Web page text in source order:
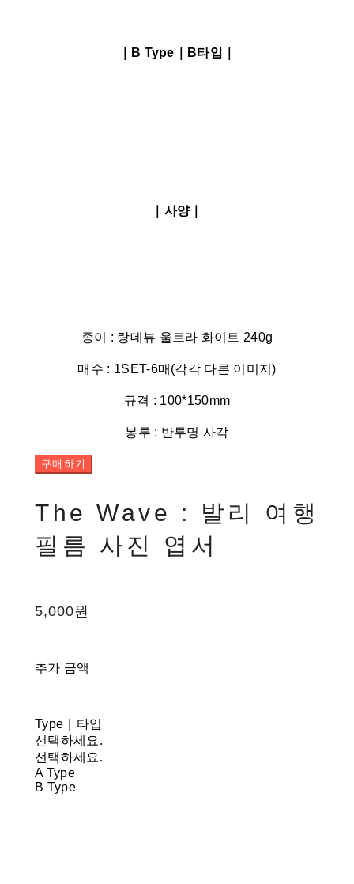
｜B Type｜B타입｜
｜사양｜
종이 : 랑데뷰 울트라 화이트 240g
매수 : 1SET-6매(각각 다른 이미지)
규격 : 100*150mm
봉투 : 반투명 사각
구매하기
The Wave : 발리 여행
필름 사진 엽서
5,000원
추가 금액
Type｜타입
선택하세요.
선택하세요.
A Type
B Type